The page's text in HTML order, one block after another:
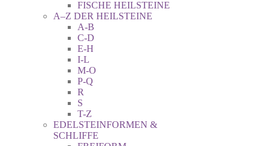
FISCHE HEILSTEINE
A–Z DER HEILSTEINE
A-B
C-D
E-H
I-L
M-O
P-Q
R
S
T-Z
EDELSTEINFORMEN &
SCHLIFFE